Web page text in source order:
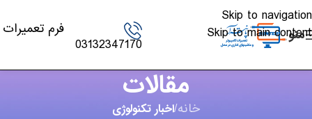
Skip to navigation
Skip to main content
منو
03132347170
فرم تعمیرات
مقالات
خانه/اخبار تکنولوژی